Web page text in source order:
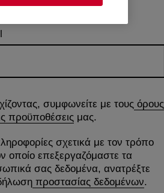
συμφωνείτε με τους όρους
προϋποθέσεις μας.
σχετικά με τον τρόπο
οποίο επεξεργαζόμαστε τα
σας δεδομένα, ανατρέξτε
προστασίας δεδομένων.